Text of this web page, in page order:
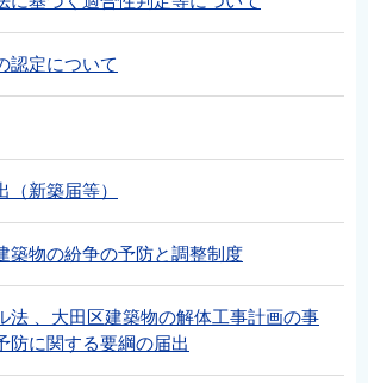
認定について
新築届等）
築物の紛争の予防と調整制度
法 、大田区建築物の解体工事計画の事
防に関する要綱の届出